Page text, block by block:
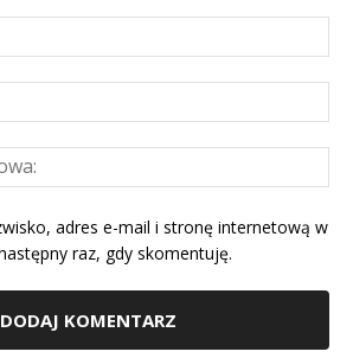
adres e-mail i stronę internetową w
raz, gdy skomentuję.